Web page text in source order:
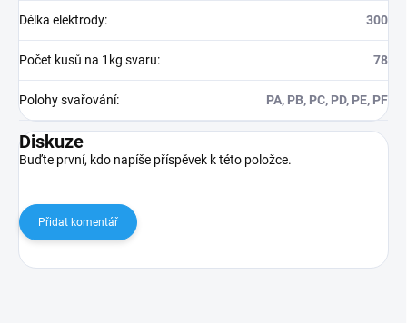
Délka elektrody: 300
Počet kusů na 1kg svaru: 78
Polohy svařování: PA, PB, PC, PD, PE, PF
Diskuze
Buďte první, kdo napíše příspěvek k této položce.
Přidat komentář